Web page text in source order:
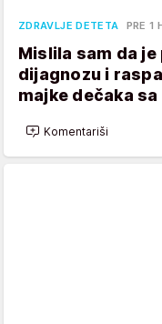
ZDRAVLJE DETETA PRE 1
Mislila sam da je
dijagnozu i
majke dečaka
Komentariši